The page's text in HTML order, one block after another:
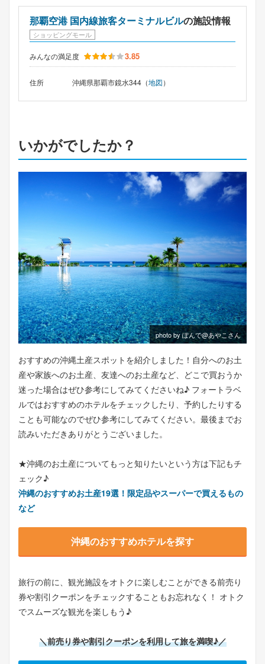
那覇空港 国内線旅客ターミナルビルの施設情報
ショッピングモール
みんなの満足度 3.85
住所 沖縄県那覇市鏡水344（地図）
いかがでしたか？
photo by ぽんで@あやこさん
おすすめの沖縄土産スポットを紹介しました！自分へのお土
産や家族へのお土産、友達へのお土産など、どこで買おうか
迷った場合はぜひ参考にしてみてくださいね♪ フォートラベ
ルではおすすめのホテルをチェックしたり、予約したりする
ことも可能なのでぜひ参考にしてみてください。最後までお
読みいただきありがとうございました。
★沖縄のお土産についてもっと知りたいという方は下記もチ
ェック♪
沖縄のおすすめお土産19選！限定品やスーパーで買えるもの
など
沖縄のおすすめホテルを探す
旅行の前に、観光施設をオトクに楽しむことができる前売り
券や割引クーポンをチェックすることもお忘れなく！ オトク
でスムーズな観光を楽しもう♪
＼前売り券や割引クーポンを利用して旅を満喫♪／